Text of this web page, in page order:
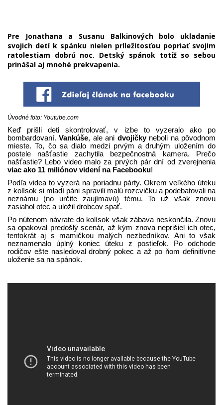
Pre Jonathana a Susanu Balkinových bolo ukladanie
svojich detí k spánku nielen príležitosťou popriať svojim
ratolestiam dobrú noc. Detský spánok totiž so sebou
prinášal aj mnohé prekvapenia.
Úvodné foto: Youtube.com
Keď prišli deti skontrolovať, v izbe to vyzeralo ako po
bombardovaní.Vankúše, ale ani dvojičky neboli na pôvodnom
mieste. To, čo sa dialo medzi prvým a druhým uložením do
postele našťastie zachytila bezpečnostná kamera. Prečo
našťastie? Lebo video malo za prvých pár dní od zverejnenia
viac ako 11 miliónov videní na Facebooku!
Podľa videa to vyzerá na poriadnu párty. Okrem veľkého úteku
z kolísok si mladí páni spravili malú rozcvičku a podebatovali na
neznámu (no určite zaujímavú) tému. To už však znovu
zasiahol otec a uložil drobcov spať.
Po nútenom návrate do kolísok však zábava neskončila. Znovu
sa opakoval predošlý scenár, až kým znova neprišiel ich otec,
tentokrát aj s mamičkou malých nezbedníkov. Ani to však
neznamenalo úplný koniec úteku z postieľok. Po odchode
rodičov ešte nasledoval drobný pokec a až po ňom definitívne
uloženie sa na spánok.